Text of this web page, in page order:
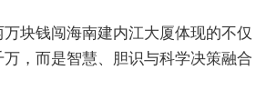
块钱闯海南建内江大厦体现的不仅
，而是智慧、胆识与科学决策融合